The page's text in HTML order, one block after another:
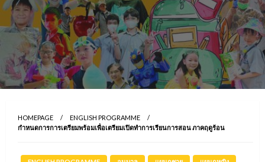
HOMEPAGE
ENGLISH PROGRAMME
กำหนดการการเตรียมพร้อมเพื่อเตรียมเปิดทำการเรียนการสอน ภาคฤดูร้อน